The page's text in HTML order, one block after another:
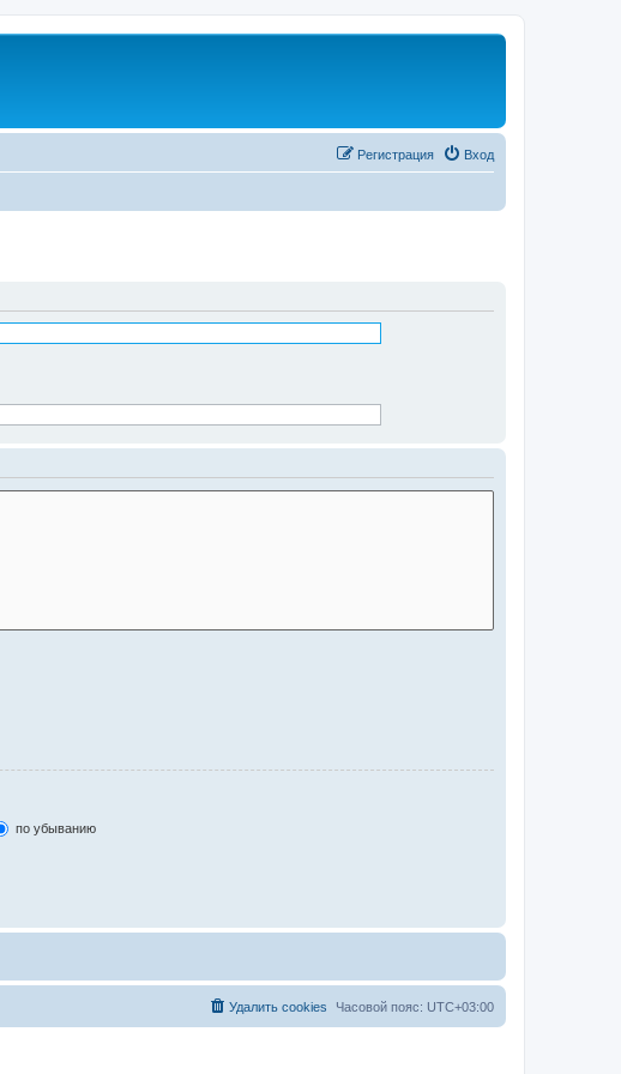
Вход
Регистрация
по убыванию
Часовой пояс: UTC+03:00
Удалить cookies